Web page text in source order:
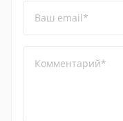
Ваш email*
Комментарий*